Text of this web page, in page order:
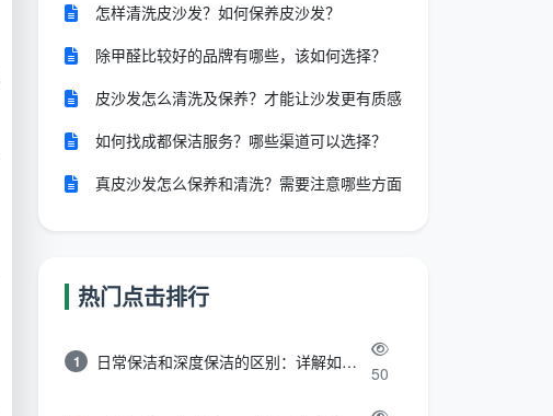
怎样清洗皮沙发？如何保养皮沙发？
除甲醛比较好的品牌有哪些，该如何选择？
皮沙发怎么清洗及保养？才能让沙发更有质感
如何找成都保洁服务？哪些渠道可以选择？
真皮沙发怎么保养和清洗？需要注意哪些方面
热门点击排行
1 日常保洁和深度保洁的区别：详解如何选择最适合的清洁服务
50